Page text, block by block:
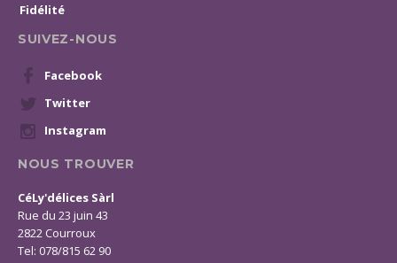
Fidélité
SUIVEZ-NOUS
Facebook
Twitter
Instagram
NOUS TROUVER
CéLy'délices Sàrl
Rue du 23 juin 43
2822 Courroux
Tel: 078/815 62 90